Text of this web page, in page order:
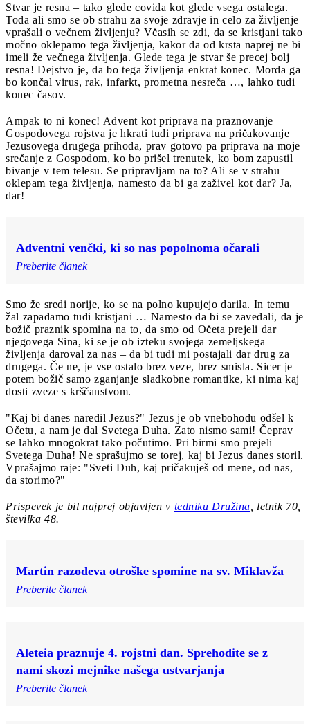
Stvar je resna – tako glede covida kot glede vsega ostalega.
Toda ali smo se ob strahu za svoje zdravje in celo za življenje
vprašali o večnem življenju? Včasih se zdi, da se kristjani tako
močno oklepamo tega življenja, kakor da od krsta naprej ne bi
imeli že večnega življenja. Glede tega je stvar še precej bolj
resna! Dejstvo je, da bo tega življenja enkrat konec. Morda ga
bo končal virus, rak, infarkt, prometna nesreča …, lahko tudi
konec časov.
Ampak to ni konec! Advent kot priprava na praznovanje
Gospodovega rojstva je hkrati tudi priprava na pričakovanje
Jezusovega drugega prihoda, prav gotovo pa priprava na moje
srečanje z Gospodom, ko bo prišel trenutek, ko bom zapustil
bivanje v tem telesu. Se pripravljam na to? Ali se v strahu
oklepam tega življenja, namesto da bi ga zaživel kot dar? Ja,
dar!
Adventni venčki, ki so nas popolnoma očarali
Preberite članek
Smo že sredi norije, ko se na polno kupujejo darila. In temu
žal zapadamo tudi kristjani … Namesto da bi se zavedali, da je
božič praznik spomina na to, da smo od Očeta prejeli dar
njegovega Sina, ki se je ob izteku svojega zemeljskega
življenja daroval za nas – da bi tudi mi postajali dar drug za
drugega. Če ne, je vse ostalo brez veze, brez smisla. Sicer je
potem božič samo zganjanje sladkobne romantike, ki nima kaj
dosti zveze s krščanstvom.
"Kaj bi danes naredil Jezus?" Jezus je ob vnebohodu odšel k
Očetu, a nam je dal Svetega Duha. Zato nismo sami! Čeprav
se lahko mnogokrat tako počutimo. Pri birmi smo prejeli
Svetega Duha! Ne sprašujmo se torej, kaj bi Jezus danes storil.
Vprašajmo raje: "Sveti Duh, kaj pričakuješ od mene, od nas,
da storimo?"
Prispevek je bil najprej objavljen v tedniku Družina , letnik 70,
številka 48.
Martin razodeva otroške spomine na sv. Miklavža
Preberite članek
Aleteia praznuje 4. rojstni dan. Sprehodite se z
nami skozi mejnike našega ustvarjanja
Preberite članek